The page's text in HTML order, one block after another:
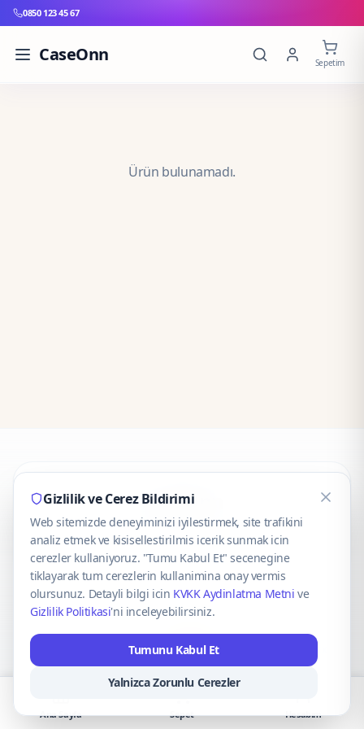
0850 123 45 67
CaseOnn Sepetim
Ürün bulunamadı.
CaseOnn
© 2025 CaseOnn. Tüm hakları saklıdır.
VISA Mastercard
Gizlilik ve Cerez Bildirimi
Web sitemizde deneyiminizi iyilestirmek, site trafikini
analiz etmek ve kisisellestirilmis icerik sunmak icin
cerezler kullaniyoruz. "Tumu Kabul Et" secenegine
tiklayarak tum cerezlerin kullanimina onay vermis
olursunuz. Detayli bilgi icin KVKK Aydinlatma Metni ve
Gizlilik Politikasi'ni inceleyebilirsiniz.
Tumunu Kabul Et
Yalnizca Zorunlu Cerezler
Ana Sayfa Sepet Hesabım